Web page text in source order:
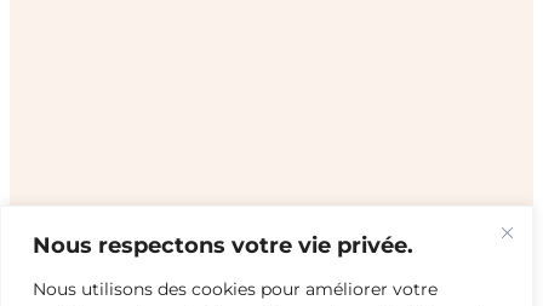
Nous respectons votre vie privée.
Nous utilisons des cookies pour améliorer votre